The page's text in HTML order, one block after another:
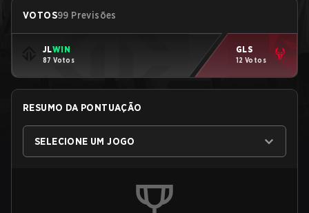
VOTOS99 Previsões
JLWIN
87 Votos
GLS
12 Votos
RESUMO DA PONTUAÇÃO
SELECIONE UM JOGO